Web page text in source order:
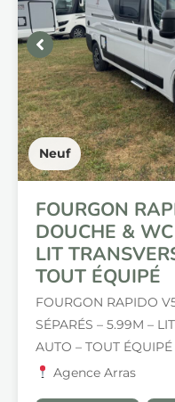
Neuf
FOURGON
DOUCHE &
LIT
TOUT ÉQUIPÉ
FOURGON RAPIDO
SÉPARÉS – 5.99M –
AUTO – TOUT
Agence Arras